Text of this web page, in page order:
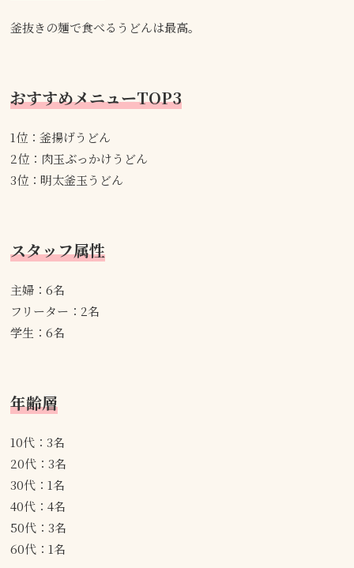
釜抜きの麺で食べるうどんは最高。
おすすめメニューTOP3
1位：釜揚げうどん
2位：肉玉ぶっかけうどん
3位：明太釜玉うどん
スタッフ属性
主婦：6名
フリーター：2名
学生：6名
年齢層
10代：3名
20代：3名
30代：1名
40代：4名
50代：3名
60代：1名